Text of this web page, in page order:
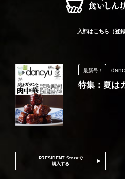
入部はこちら（登録
最新号！
特集：夏は
PRESIDENT Storeで
購入する